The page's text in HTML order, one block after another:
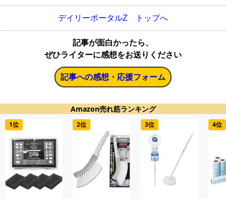
デイリーポータルZ トップへ
記事が面白かったら、
ぜひライターに感想をお送りください
記事への感想・応援フォーム
Amazon売れ筋ランキング
1位 2位 3位 4位